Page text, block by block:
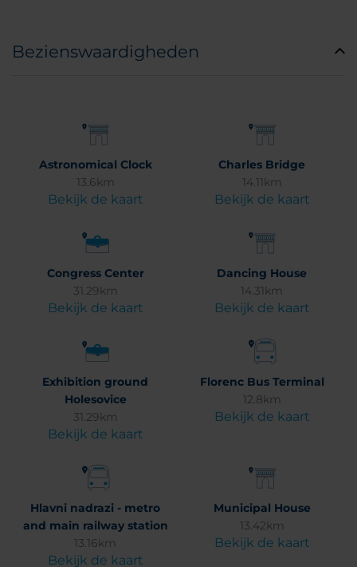
Bezienswaardigheden
Astronomical Clock
13.6km
Bekijk de kaart
Charles Bridge
14.11km
Bekijk de kaart
Congress Center
31.29km
Bekijk de kaart
Dancing House
14.31km
Bekijk de kaart
Exhibition ground
Holesovice
31.29km
Bekijk de kaart
Florenc Bus Terminal
12.8km
Bekijk de kaart
Hlavni nadrazi - metro
and main railway station
13.16km
Bekijk de kaart
Municipal House
13.42km
Bekijk de kaart